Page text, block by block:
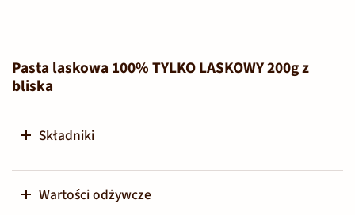
Pasta laskowa 100% TYLKO LASKOWY 200g z
bliska
Składniki
Wartości odżywcze